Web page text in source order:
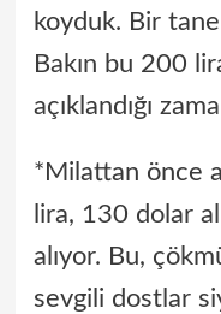
koyduk. Bir
Bakın bu 200
açıklandığı
*Milattan önce
lira, 130 dolar
alıyor. Bu,
sevgili dostlar